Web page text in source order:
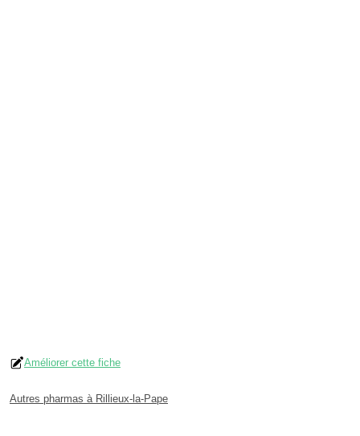
Améliorer cette fiche
Autres pharmas à Rillieux-la-Pape